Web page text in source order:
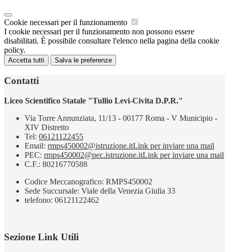
Cookie necessari per il funzionamento
I cookie necessari per il funzionamento non possono essere
disabilitati. È possibile consultare l'elenco nella pagina della cookie
policy.
Accetta tutti Salva le preferenze
Contatti
Liceo Scientifico Statale "Tullio Levi-Civita D.P.R."
Via Torre Annunziata, 11/13 - 00177 Roma - V Municipio -
XIV Distretto
Tel: 06121122455
Email: rmps450002@istruzione.itLink per inviare una mail
PEC: rmps450002@pec.istruzione.itLink per inviare una mail
C.F.: 80216770588
Codice Meccanografico: RMPS450002
Sede Succursale: Viale della Venezia Giulia 33
telefono: 06121122462
Sezione Link Utili